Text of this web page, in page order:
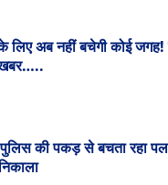
लिए अब नहीं बचेगी कोई
खबर…..
की पकड़ से बचता रहा